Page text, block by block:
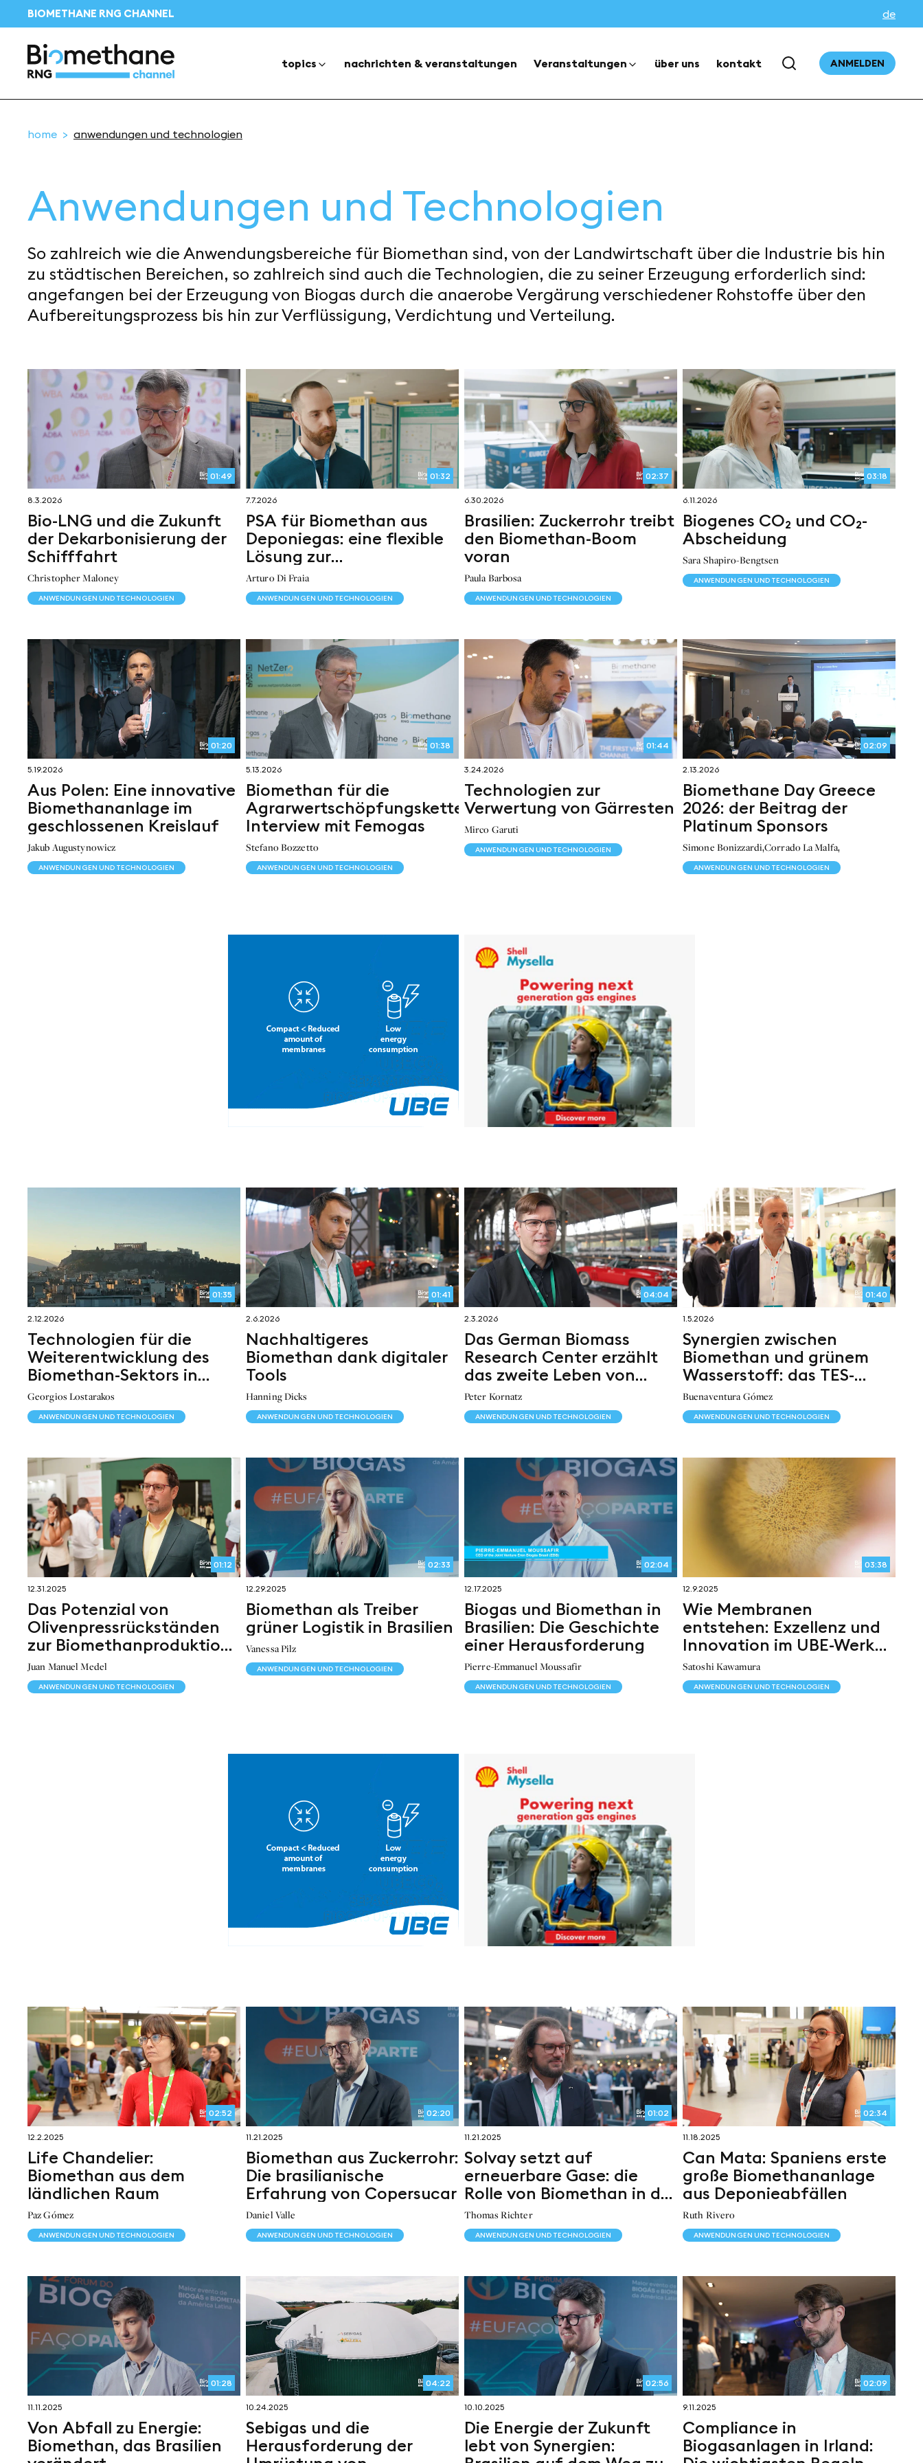
BIOMETHANE RNG CHANNEL de
topics nachrichten & veranstaltungen Veranstaltungen über uns kontakt ANMELDEN
home anwendungen und technologien
Anwendungen und Technologien
So zahlreich wie die Anwendungsbereiche für Biomethan sind, von der Landwirtschaft über die Industrie bis hin
zu städtischen Bereichen, so zahlreich sind auch die Technologien, die zu seiner Erzeugung erforderlich sind:
angefangen bei der Erzeugung von Biogas durch die anaerobe Vergärung verschiedener Rohstoffe über den
Aufbereitungsprozess bis hin zur Verflüssigung, Verdichtung und Verteilung.
01:49
8.3.2026
Bio-LNG und die Zukunft
der Dekarbonisierung der
Schifffahrt
Christopher Maloney
ANWENDUNGEN UND TECHNOLOGIEN
01:32
7.7.2026
PSA für Biomethan aus
Deponiegas: eine flexible
Lösung zur
Methanrückgewinnung
Arturo Di Fraia
ANWENDUNGEN UND TECHNOLOGIEN
02:37
6.30.2026
Brasilien: Zuckerrohr treibt
den Biomethan-Boom
voran
Paula Barbosa
ANWENDUNGEN UND TECHNOLOGIEN
03:18
6.11.2026
Biogenes CO₂ und CO₂-
Abscheidung
Sara Shapiro-Bengtsen
ANWENDUNGEN UND TECHNOLOGIEN
01:20
5.19.2026
Aus Polen: Eine innovative
Biomethananlage im
geschlossenen Kreislauf
Jakub Augustynowicz
ANWENDUNGEN UND TECHNOLOGIEN
01:38
5.13.2026
Biomethan für die
Agrarwertschöpfungskette:
Interview mit Femogas
Stefano Bozzetto
ANWENDUNGEN UND TECHNOLOGIEN
01:44
3.24.2026
Technologien zur
Verwertung von Gärresten
Mirco Garuti
ANWENDUNGEN UND TECHNOLOGIEN
02:09
2.13.2026
Biomethane Day Greece
2026: der Beitrag der
Platinum Sponsors
Simone Bonizzardi,Corrado La Malfa,
ANWENDUNGEN UND TECHNOLOGIEN
01:35
2.12.2026
Technologien für die
Weiterentwicklung des
Biomethan-Sektors in
Griechenland: Unser
Hauptsponsor im
Interview
Georgios Lostarakos
ANWENDUNGEN UND TECHNOLOGIEN
01:41
2.6.2026
Nachhaltigeres
Biomethan dank digitaler
Tools
Hanning Dicks
ANWENDUNGEN UND TECHNOLOGIEN
04:04
2.3.2026
Das German Biomass
Research Center erzählt
das zweite Leben von
biogenem CO₂
Peter Kornatz
ANWENDUNGEN UND TECHNOLOGIEN
01:40
1.5.2026
Synergien zwischen
Biomethan und grünem
Wasserstoff: das TES-
IDEG-Projekt
Buenaventura Gómez
ANWENDUNGEN UND TECHNOLOGIEN
01:12
12.31.2025
Das Potenzial von
Olivenpressrückständen
zur Biomethanproduktion
in Spanien
Juan Manuel Medel
ANWENDUNGEN UND TECHNOLOGIEN
02:33
12.29.2025
Biomethan als Treiber
grüner Logistik in Brasilien
Vanessa Pilz
ANWENDUNGEN UND TECHNOLOGIEN
02:04
12.17.2025
Biogas und Biomethan in
Brasilien: Die Geschichte
einer Herausforderung
Pierre-Emmanuel Moussafir
ANWENDUNGEN UND TECHNOLOGIEN
03:38
12.9.2025
Wie Membranen
entstehen: Exzellenz und
Innovation im UBE-Werk
Sakai
Satoshi Kawamura
ANWENDUNGEN UND TECHNOLOGIEN
02:52
12.2.2025
Life Chandelier:
Biomethan aus dem
ländlichen Raum
Paz Gómez
ANWENDUNGEN UND TECHNOLOGIEN
02:20
11.21.2025
Biomethan aus Zuckerrohr:
Die brasilianische
Erfahrung von Copersucar
Daniel Valle
ANWENDUNGEN UND TECHNOLOGIEN
01:02
11.21.2025
Solvay setzt auf
erneuerbare Gase: die
Rolle von Biomethan in der
chemischen Industrie
Thomas Richter
ANWENDUNGEN UND TECHNOLOGIEN
02:34
11.18.2025
Can Mata: Spaniens erste
große Biomethananlage
aus Deponieabfällen
Ruth Rivero
ANWENDUNGEN UND TECHNOLOGIEN
01:28
11.11.2025
Von Abfall zu Energie:
Biomethan, das Brasilien
04:22
10.24.2025
Sebigas und die
Herausforderung der
02:56
10.10.2025
Die Energie der Zukunft
lebt von Synergien:
02:09
9.11.2025
Compliance in
Biogasanlagen in Irland: